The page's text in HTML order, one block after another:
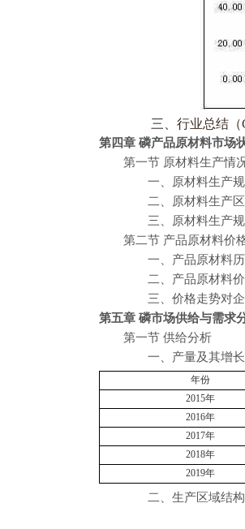
三、行业总结（
第四章 磷产品原材料市场
第一节 原材料生产情
一、原材料生产规
二、原材料生产区
三、原材料生产规
第二节 产品原材料价
一、产品原材料历
二、产品原材料价
三、价格走势对企
第五章 磷市场供给与需求
第一节 供给分析
一、产量及其增长
年份
2015年
2016年
2017年
2018年
2019年
二、生产区域结构